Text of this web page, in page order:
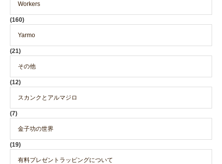
Workers
(160)
Yarmo
(21)
その他
(12)
スカンクとアルマジロ
(7)
金子功の世界
(19)
有料プレゼントラッピングについて